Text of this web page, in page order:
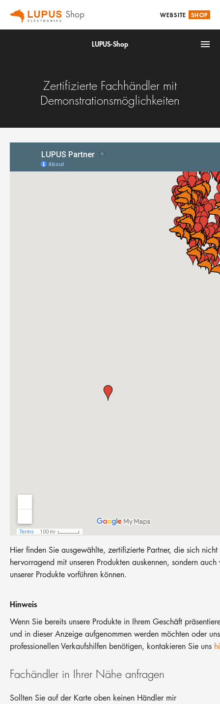
WEBSITE SHOP
LUPUS-Shop
Alarm & Smarthome
Videoüberwachung
Zertifizierte Fachhändler mit
Demonstrationsmöglichkeiten
Hier finden Sie ausgewählte, zertifizierte Partner, die sich nicht
hervorragend mit unseren Produkten auskennen, sondern auch
unserer Produkte vorführen können.
Hinweis
Wenn Sie bereits unsere Produkte in Ihrem Geschäft
und in dieser Anzeige aufgenommen werden möchten oder
professionellen Verkaufshilfen benötigen, kontakieren Sie uns
Fachändler in Ihrer Nähe anfragen
Sollten Sie auf der Karte oben keinen Händler mir